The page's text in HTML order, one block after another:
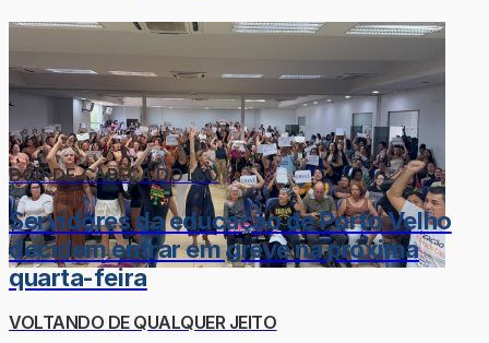
DOR-DE-CABEÇA DO LÉO
Servidores da educação de Porto Velho
decidem entrar em greve na próxima
quarta-feira
VOLTANDO DE QUALQUER JEITO